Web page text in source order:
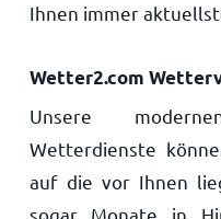
Ihnen immer
Wetter2.com
Unsere
Wetterdienste
auf die vor Ihnen
sogar Monate in